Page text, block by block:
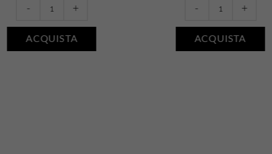
Blanc
- +
ACQUISTA
- +
ACQUISTA